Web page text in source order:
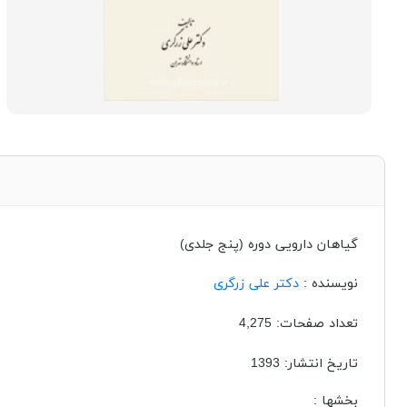
گیاهان دارویی دوره (پنج جلدی)
نویسنده : دکتر علی زرگری
تعداد صفحات: 4,275
تاریخ انتشار: 1393
بخشها :